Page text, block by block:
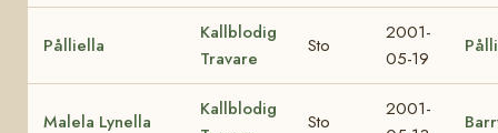
Pålliella
Kallblodig
Travare
Sto
2001-
05-19
Malela Lynella
Kallblodig
Sto
2001-